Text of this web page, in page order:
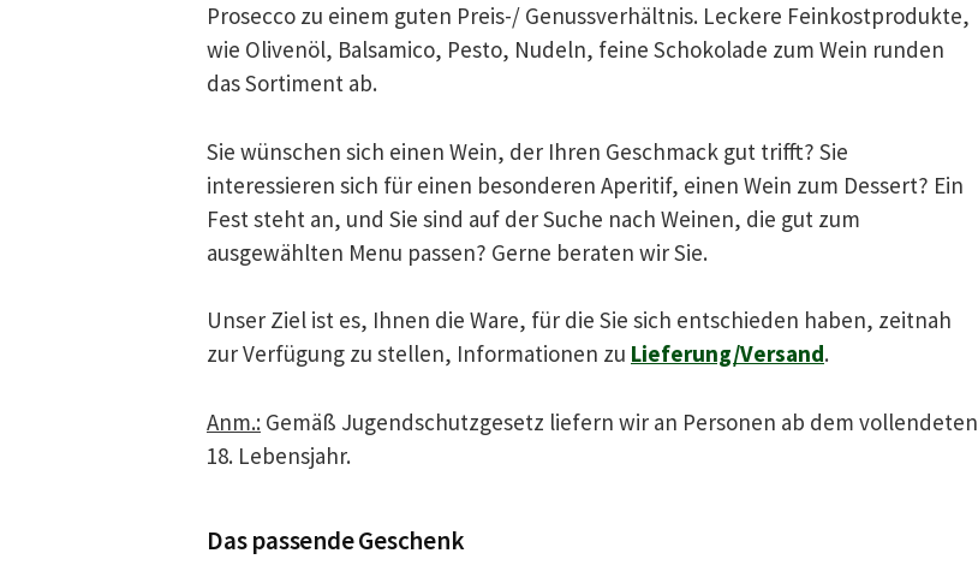
Prosecco zu einem guten Preis-/ Genussverhältnis. Leckere Feinkostprodukte,
wie Olivenöl, Balsamico, Pesto, Nudeln, feine Schokolade zum Wein runden
das Sortiment ab.
Sie wünschen sich einen Wein, der Ihren Geschmack gut trifft? Sie
interessieren sich für einen besonderen Aperitif, einen Wein zum Dessert? Ein
Fest steht an, und Sie sind auf der Suche nach Weinen, die gut zum
ausgewählten Menu passen? Gerne beraten wir Sie.
Unser Ziel ist es, Ihnen die Ware, für die Sie sich entschieden haben, zeitnah
zur Verfügung zu stellen, Informationen zu Lieferung/Versand.
Anm.: Gemäß Jugendschutzgesetz liefern wir an Personen ab dem vollendeten
18. Lebensjahr.
Das passende Geschenk